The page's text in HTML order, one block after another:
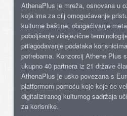
AthenaPlus je mreža, osnovana u
koja ima za cilj omogućavanje
kulturne baštine, obogaćivanje
poboljšanje višejezične
prilagođavanje podataka
potrebama. Konzorcij Athene Plus
ukupno 40 partnera iz 21 države
AthenaPlus je usko povezana s
platformom pomoću koje koje će
digitaliziranog kulturnog sadržaja
za korisnike.